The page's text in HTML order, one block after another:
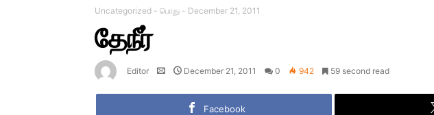
Uncategorized - பொது - December 21, 2011
தேநீர்
Editor December 21, 2011 0 942 59 second read
Facebook